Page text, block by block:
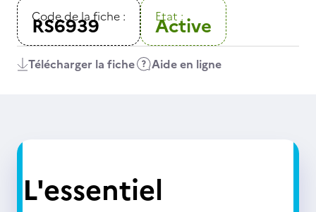
Code de la fiche :
RS6939 Etat :
Active
Télécharger la fiche Aide en ligne
L'essentiel